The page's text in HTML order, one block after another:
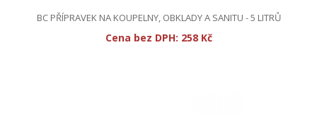
BC PŘÍPRAVEK NA KOUPELNY, OBKLADY A SANITU - 5 LITRŮ
Cena bez DPH: 258 Kč